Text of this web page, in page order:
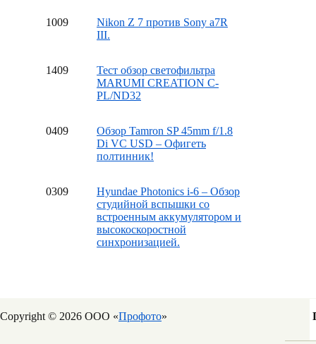
1009
Nikon Z 7 против Sony a7R
III.
1409
Тест обзор светофильтра
MARUMI CREATION C-
PL/ND32
0409
Обзор Tamron SP 45mm f/1.8
Di VC USD – Офигеть
полтинник!
0309
Hyundae Photonics i-6 – Обзор
студийной вспышки со
встроенным аккумулятором и
высокоскоростной
синхронизацией.
Copyright © 2026 ООО «Профото»